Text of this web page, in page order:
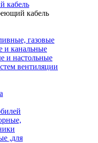
кабель
кабель
газовые
и канальные
и настольные
вентиляции
,для